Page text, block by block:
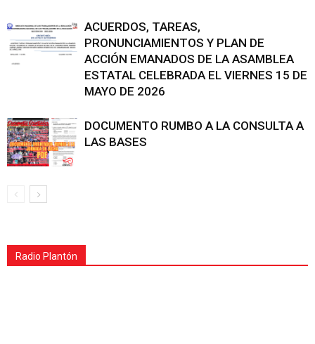
ACUERDOS, TAREAS,
PRONUNCIAMIENTOS Y PLAN DE
ACCIÓN EMANADOS DE LA ASAMBLEA
ESTATAL CELEBRADA EL VIERNES 15 DE
MAYO DE 2026
DOCUMENTO RUMBO A LA CONSULTA A
LAS BASES
Radio Plantón